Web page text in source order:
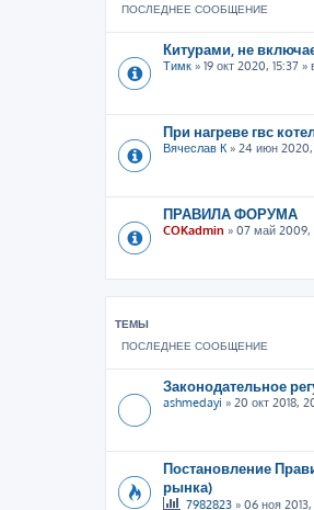
ПОСЛЕДНЕЕ СООБЩЕНИЕ
Китурами, не
Тимк » 19 окт 2020, 15:37 »
При нагреве гвс
Вячеслав К » 24 июн 2020,
ПРАВИЛА ФОРУМА
COKadmin » 07 май 2009,
ТЕМЫ
ПОСЛЕДНЕЕ СООБЩЕНИЕ
Законодательное
ashmedayi » 20 окт 2018,
Постановление
рынка)
7982823 » 06 ноя